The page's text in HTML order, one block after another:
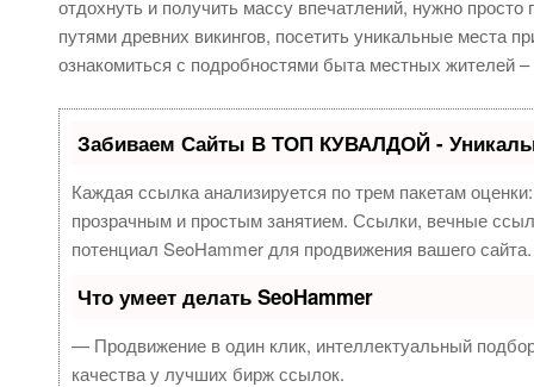
отдохнуть и получить массу впечатлений, нужно
путями древних викингов, посетить уникальные места
ознакомиться с подробностями быта местных жителей
Забиваем Сайты В ТОП КУВАЛДОЙ -
Каждая ссылка анализируется по трем пакетам
прозрачным и простым занятием. Ссылки, вечные
потенциал SeoHammer для продвижения вашего сайта.
Что умеет делать SeoHammer
— Продвижение в один клик, интеллектуальный
качества у лучших бирж ссылок.